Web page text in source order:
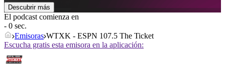
Descubrir más
El podcast comienza en
- 0 sec.
Emisoras WTXK - ESPN 107.5 The Ticket
Escucha gratis esta emisora en la aplicación: